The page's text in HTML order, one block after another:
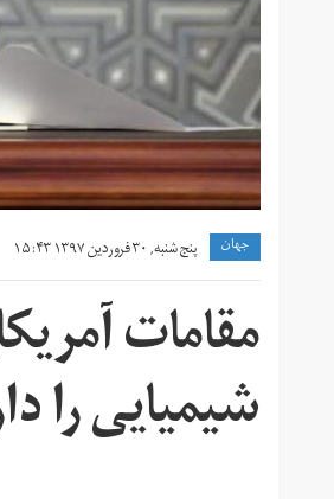
جهان پنج شنبه, ۳۰ فروردین ۱۳۹۷ ۱۵:۴۳
مقامات
شیمیایی را